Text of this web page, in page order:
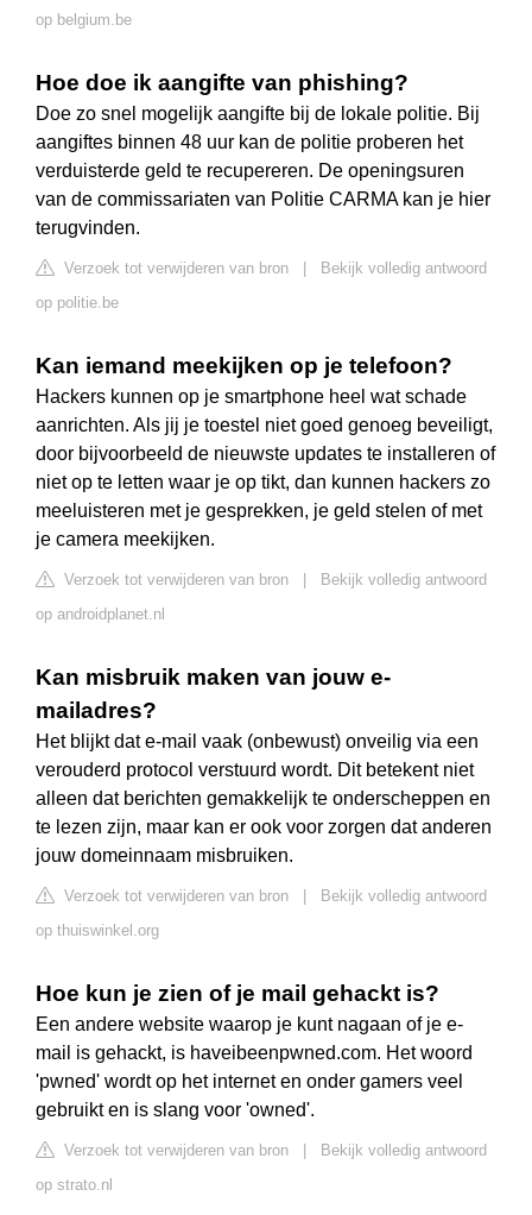
op belgium.be
Hoe doe ik aangifte van phishing?
Doe zo snel mogelijk aangifte bij de lokale politie. Bij
aangiftes binnen 48 uur kan de politie proberen het
verduisterde geld te recupereren. De openingsuren
van de commissariaten van Politie CARMA kan je hier
terugvinden.
Verzoek tot verwijderen van bron
Bekijk volledig antwoord
op politie.be
Kan iemand meekijken op je telefoon?
Hackers kunnen op je smartphone heel wat schade
aanrichten. Als jij je toestel niet goed genoeg beveiligt,
door bijvoorbeeld de nieuwste updates te installeren of
niet op te letten waar je op tikt, dan kunnen hackers zo
meeluisteren met je gesprekken, je geld stelen of met
je camera meekijken.
Verzoek tot verwijderen van bron
Bekijk volledig antwoord
op androidplanet.nl
Kan misbruik maken van jouw e-
mailadres?
Het blijkt dat e-mail vaak (onbewust) onveilig via een
verouderd protocol verstuurd wordt. Dit betekent niet
alleen dat berichten gemakkelijk te onderscheppen en
te lezen zijn, maar kan er ook voor zorgen dat anderen
jouw domeinnaam misbruiken.
Verzoek tot verwijderen van bron
Bekijk volledig antwoord
op thuiswinkel.org
Hoe kun je zien of je mail gehackt is?
Een andere website waarop je kunt nagaan of je e-
mail is gehackt, is haveibeenpwned.com. Het woord
'pwned' wordt op het internet en onder gamers veel
gebruikt en is slang voor 'owned'.
Verzoek tot verwijderen van bron
Bekijk volledig antwoord
op strato.nl